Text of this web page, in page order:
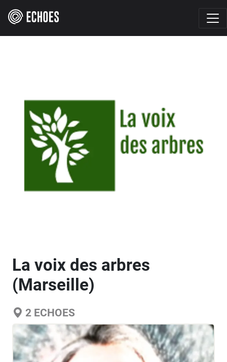
La voix des arbres
(Marseille)
2 ECHOES